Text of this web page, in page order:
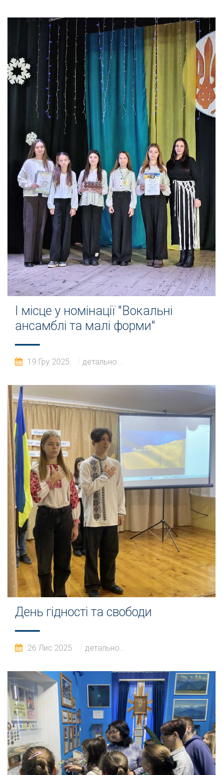
І місце у номінації "Вокальні
ансамблі та малі форми"
19 Гру 2025 детально...
День гідності та свободи
26 Лис 2025 детально...